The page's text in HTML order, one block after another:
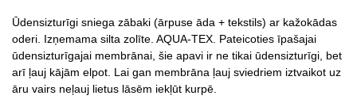
Ūdensizturīgi sniega zābaki (ārpuse āda + tekstils) ar kažokādas
oderi. Izņemama silta zolīte. AQUA-TEX. Pateicoties īpašajai
ūdensizturīgajai membrānai, šie apavi ir ne tikai ūdensizturīgi, bet
arī ļauj kājām elpot. Lai gan membrāna ļauj sviedriem iztvaikot uz
āru vairs neļauj lietus lāsēm iekļūt kurpē.